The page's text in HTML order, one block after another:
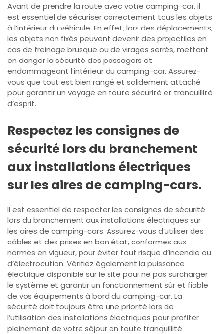
Avant de prendre la route avec votre camping-car, il
est essentiel de sécuriser correctement tous les objets
à l’intérieur du véhicule. En effet, lors des déplacements,
les objets non fixés peuvent devenir des projectiles en
cas de freinage brusque ou de virages serrés, mettant
en danger la sécurité des passagers et
endommageant l’intérieur du camping-car. Assurez-
vous que tout est bien rangé et solidement attaché
pour garantir un voyage en toute sécurité et tranquillité
d’esprit.
Respectez les consignes de
sécurité lors du branchement
aux installations électriques
sur les aires de camping-cars.
Il est essentiel de respecter les consignes de sécurité
lors du branchement aux installations électriques sur
les aires de camping-cars. Assurez-vous d’utiliser des
câbles et des prises en bon état, conformes aux
normes en vigueur, pour éviter tout risque d’incendie ou
d’électrocution. Vérifiez également la puissance
électrique disponible sur le site pour ne pas surcharger
le système et garantir un fonctionnement sûr et fiable
de vos équipements à bord du camping-car. La
sécurité doit toujours être une priorité lors de
l’utilisation des installations électriques pour profiter
pleinement de votre séjour en toute tranquillité.